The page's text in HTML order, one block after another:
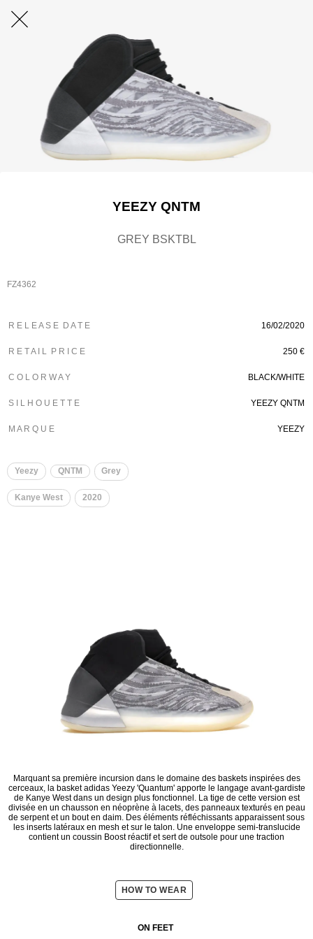
YEEZY QNTM
GREY BSKTBL
FZ4362
R E L E A S E D A T E 16/02/2020
R E T A I L P R I C E 250 €
C O L O R W A Y BLACK/WHITE
S I L H O U E T T E YEEZY QNTM
M A R Q U E YEEZY
Yeezy QNTM Grey
Kanye West 2020
Marquant sa première incursion dans le domaine des baskets inspirées des
cerceaux, la basket adidas Yeezy 'Quantum' apporte le langage avant-gardiste
de Kanye West dans un design plus fonctionnel. La tige de cette version est
divisée en un chausson en néoprène à lacets, des panneaux texturés en peau
de serpent et un bout en daim. Des éléments réfléchissants apparaissent sous
les inserts latéraux en mesh et sur le talon. Une enveloppe semi-translucide
contient un coussin Boost réactif et sert de outsole pour une traction
directionnelle.
HOW TO WEAR
ON FEET